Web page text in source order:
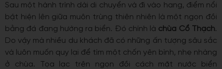
Sau một hành trình dài di chuyển và đi vào hang, điểm nổi
bật hiện lên giữa muôn trùng thiên nhiên là một ngọn đồi
bằng đá đang hướng ra biển. Đó chính là chùa Cổ Thạch.
Do vậy mà nhiều du khách đã có những ấn tượng sâu sắc
và luôn muốn quy lại để tìm một chốn yên bình, nhẹ nhàng
ở chùa. Tọa lạc trên ngọn đồi cách mặt nước biển